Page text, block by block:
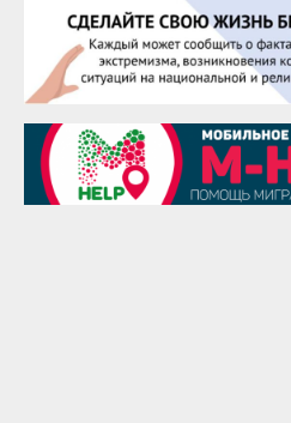
25 августа
Сэсэгма Бубеева
28 августа
Чингиз Мустафаев
29 августа
Надежда Рослова